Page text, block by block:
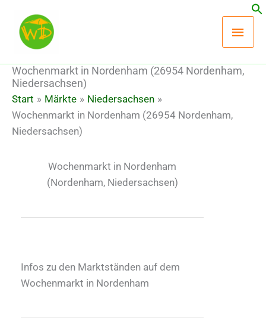
Inhalt
springen
Wochenmarkt in Nordenham (26954 Nordenham,
Niedersachsen)
Start Märkte
Niedersachsen
Wochenmarkt in Nordenham (26954 Nordenham,
Niedersachsen)
Wochenmarkt in Nordenham
(Nordenham, Niedersachsen)
Infos zu den Marktständen auf dem
Wochenmarkt in Nordenham